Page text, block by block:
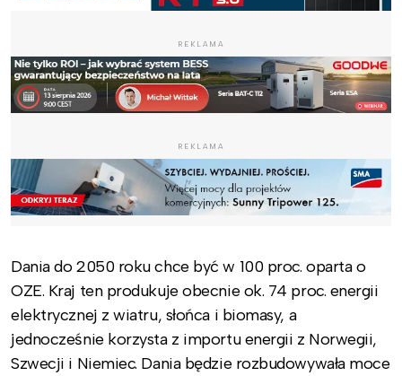
REKLAMA
REKLAMA
Dania do 2050 roku chce być w 100 proc. oparta o
OZE. Kraj ten produkuje obecnie ok. 74 proc. energii
elektrycznej z wiatru, słońca i biomasy, a
jednocześnie korzysta z importu energii z Norwegii,
Szwecji i Niemiec. Dania będzie rozbudowywała moce